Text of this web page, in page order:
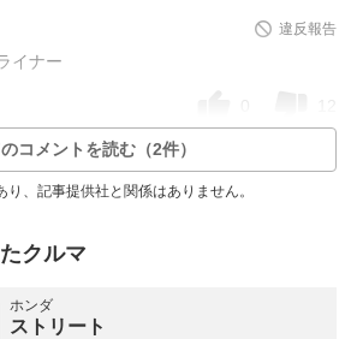
違反報告
ナー
コメントを読む（2件）
、記事提供社と関係はありません。
クルマ
ホンダ
ストリート